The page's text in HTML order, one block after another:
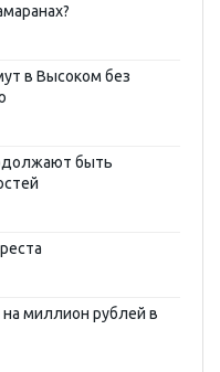
в Высоком без
быть
миллион рублей в